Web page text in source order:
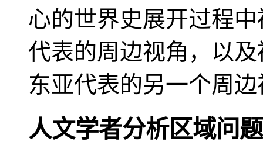
心的世界史展开过程
代表的周边视角，以
东亚代表的另一个周
人文学者分析区域问题